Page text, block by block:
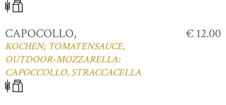
CAPOCOLLO,
KOCHEN; TOMATENSAUCE,
OUTDOOR-MOZZARELLA:
CAPOCCOLLO, STRACCACELLA
€ 12.00